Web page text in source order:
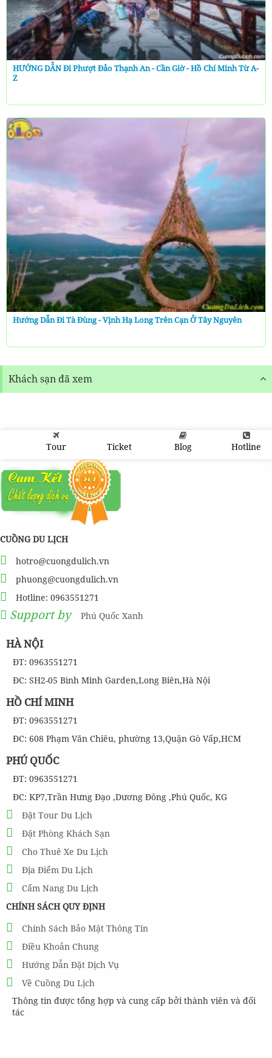
HƯỚNG DẪN Đi Phượt Đảo Thạnh An - Cần Giờ - Hồ Chí Minh Từ A-
Z
Hướng Dẫn Đi Tà Đùng - Vịnh Hạ Long Trên Cạn Ở Tây Nguyên
Khách sạn đã xem
Tour Ticket Blog Hotline
CUỒNG DU LỊCH
hotro@cuongdulich.vn
phuong@cuongdulich.vn
Hotline: 0963551271
Support by Phú Quốc Xanh
HÀ NỘI
ĐT: 0963551271
ĐC: SH2-05 Bình Minh Garden,Long Biên,Hà Nội
HỒ CHÍ MINH
ĐT: 0963551271
ĐC: 608 Phạm Văn Chiêu, phường 13,Quận Gò Vấp,HCM
PHÚ QUỐC
ĐT: 0963551271
ĐC: KP7,Trần Hưng Đạo ,Dương Đông ,Phú Quốc, KG
Đặt Tour Du Lịch
Đặt Phòng Khách Sạn
Cho Thuê Xe Du Lịch
Địa Điểm Du Lịch
Cẩm Nang Du Lịch
CHÍNH SÁCH QUY ĐỊNH
Chính Sách Bảo Mật Thông Tin
Điều Khoản Chung
Hướng Dẫn Đặt Dịch Vụ
Về Cuồng Du Lịch
Thông tin được tổng hợp và cung cấp bởi thành viên và đối
tác